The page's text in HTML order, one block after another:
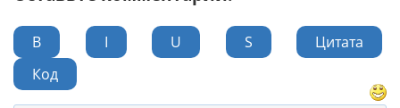
B I U S
Цитата
Код